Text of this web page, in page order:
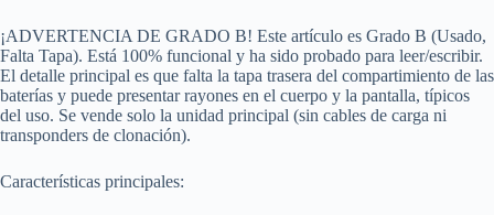
¡ADVERTENCIA DE GRADO B! Este artículo es Grado B (Usado,
Falta Tapa). Está 100% funcional y ha sido probado para leer/escribir.
El detalle principal es que falta la tapa trasera del compartimiento de las
baterías y puede presentar rayones en el cuerpo y la pantalla, típicos
del uso. Se vende solo la unidad principal (sin cables de carga ni
transponders de clonación).
Características principales: